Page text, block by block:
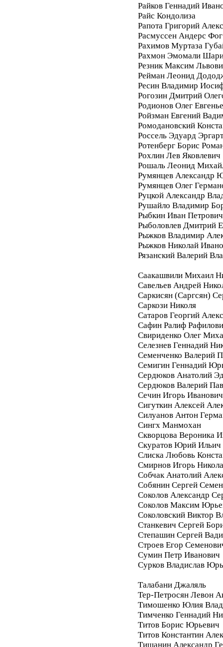
Райков Геннадий
Райс Кондолиза
Рапота Григорий
Расмуссен Андерс Фог
Рахимов Муртаза
Рахмон Эмомали
Резник Максим
Рейман Леонид
Ресин Владимир
Рогозин Дмитрий
Родионов Олег
Ройзман Евгений
Ромодановский
Россель Эдуард
Ротенберг Борис
Рохлин Лев Яковлевич
Рошаль Леонид
Румянцев Александр
Румянцев Олег
Руцкой Александр
Рушайло Владимир
Рыбкин Иван Петрович
Рыболовлев Дмитрий
Рыжков Владимир
Рыжков Николай
Рязанский Валерий
Саакашвили Михаил
Савельев Андрей
Саркисян (Саргсян)
Саркози Николя
Сатаров Георгий
Сафин Ралиф
Свириденко Олег
Селезнев Геннадий
Семенченко Валерий
Семигин Геннадий
Сердюков Анатолий
Сердюков Валерий
Сечин Игорь Иванович
Сигуткин Алексей
Силуанов Антон
Сингх Манмохан
Скворцова Вероника
Скуратов Юрий Ильич
Слиска Любовь
Смирнов Игорь
Собчак Анатолий
Собянин Сергей
Соколов Александр
Соколов Максим
Соколовский Виктор
Станкевич Сергей
Степашин Сергей
Строев Егор
Сумин Петр Иванович
Сурков Владислав
Талабани Джаляль
Тер-Петросян Левон
Тимошенко Юлия
Тимченко Геннадий
Титов Борис Юрьевич
Титов Константин
Тишанин Александр